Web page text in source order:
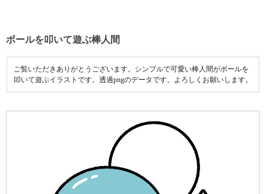
ボールを叩いて遊ぶ棒人間
ご覧いただきありがとうございます。シンプルで可愛い棒人間がボールを
叩いて遊ぶイラストです。透過pngのデータです。よろしくお願いします。